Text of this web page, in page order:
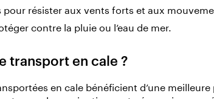
pour résister aux vents forts et aux
contre la pluie ou l’eau de mer.
transport en cale ?
en cale bénéficient d’une